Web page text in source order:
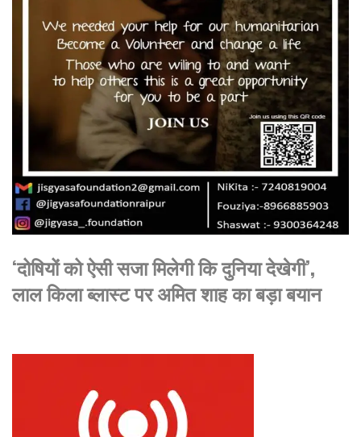
‘दोषियों को ऐसी सजा मिलेगी कि दुनिया देखेगी’,
लाल किला ब्लास्ट पर अमित शाह का बड़ा बयान